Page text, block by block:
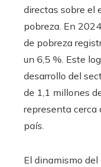
directas sobre el
pobreza. En
de pobreza
un 6,5 %. Este
desarrollo del
de 1,1 millones
representa cerca
país.
El dinamismo